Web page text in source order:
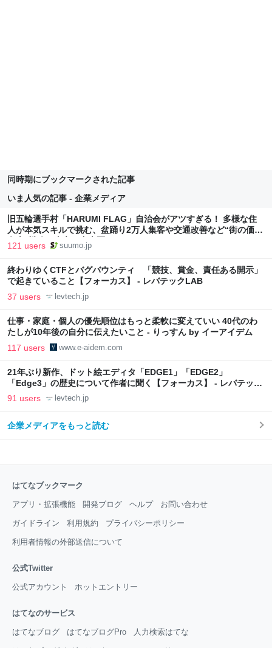
同時期にブックマークされた記事
いま人気の記事 - 企業メディア
旧五輪選手村「HARUMI FLAG」自治会がアツすぎる！ 多様な住
人が本気スキルで挑む、盆踊り2万人集客や交通改善など“街の価値
向上”戦略 東京・中央区
121 users suumo.jp
終わりゆくCTFとバグバウンティ 「競技、賞金、責任ある開示」
で起きていること【フォーカス】 - レバテックLAB
37 users levtech.jp
仕事・家庭・個人の優先順位はもっと柔軟に変えていい 40代のわ
たしが10年後の自分に伝えたいこと - りっすん by イーアイデム
117 users www.e-aidem.com
21年ぶり新作、ドット絵エディタ「EDGE1」「EDGE2」
「Edge3」の歴史について作者に聞く【フォーカス】 - レバテック
LAB
91 users levtech.jp
企業メディアをもっと読む
はてなブックマーク
アプリ・拡張機能 開発ブログ ヘルプ お問い合わせ
ガイドライン 利用規約 プライバシーポリシー
利用者情報の外部送信について
公式Twitter
公式アカウント ホットエントリー
はてなのサービス
はてなブログ はてなブログPro 人力検索はてな